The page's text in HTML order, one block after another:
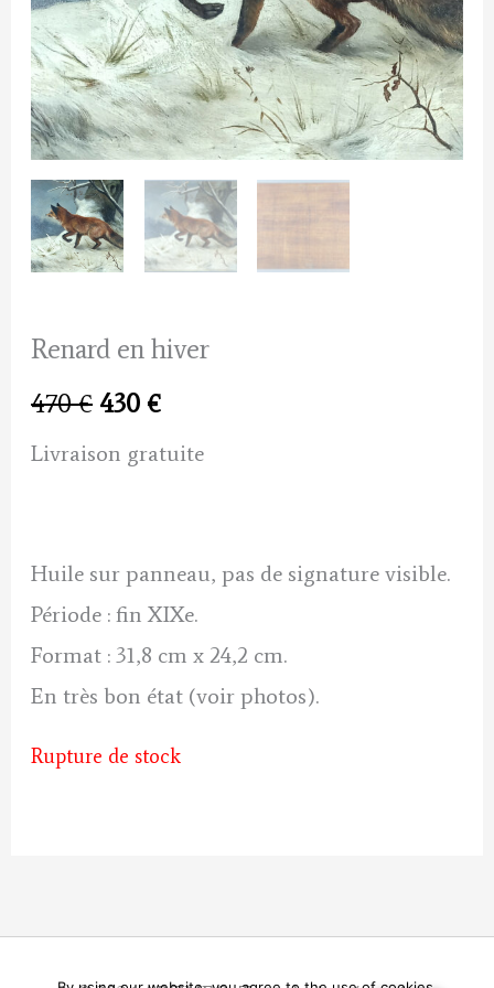
Renard en hiver
470€ Le
prix
470 €.
430€Le
prix
430 €.
Livraison gratuite
Huile sur panneau, pas de signature visible.
Période : fin XIXe.
Format : 31,8 cm x 24,2 cm.
En très bon état (voir photos).
Rupture de stock